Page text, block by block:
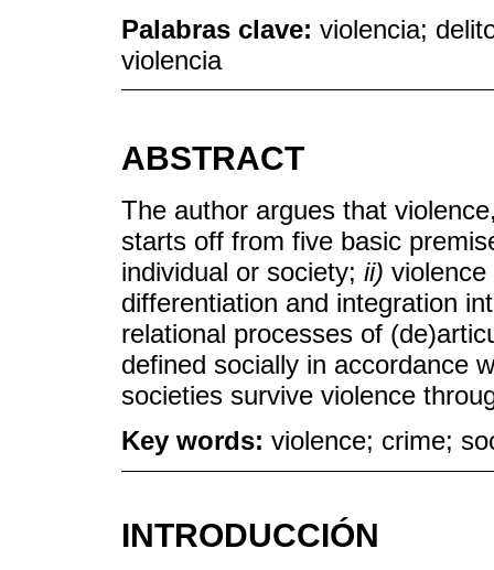
Palabras clave: violencia;
violencia
ABSTRACT
The author argues that
starts off from five basic
individual or society; ii)
differentiation and integration
relational processes of
defined socially in accordance
societies survive violence
Key words: violence; crime;
INTRODUCCIÓN